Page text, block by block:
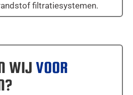
filtratiesystemen.
WIJ VOOR